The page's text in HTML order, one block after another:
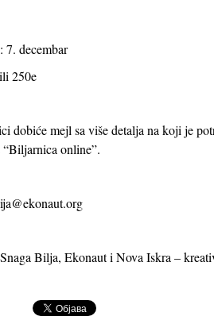
7. decembar
250e
dobiće mejl sa više detalja na koji je
online”.
Bilja, Ekonaut i Nova Iskra –